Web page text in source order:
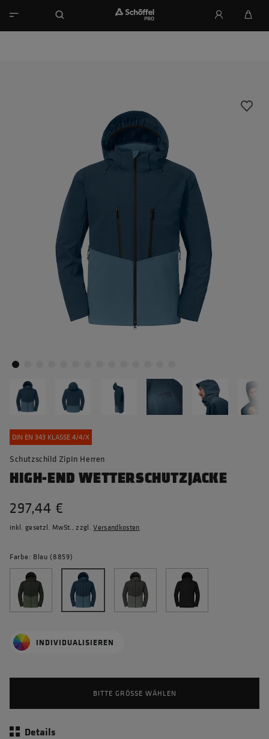
DIN EN 343 KLASSE 4/4/X
Schutzschild ZipIn Herren
HIGH-END WETTERSCHUTZJACKE
297,44 €
inkl. gesetzl. MwSt., zzgl.Versandkosten
Farbe: Blau (8859)
INDIVIDUALISIEREN
BITTE GRÖSSE WÄHLEN
Details